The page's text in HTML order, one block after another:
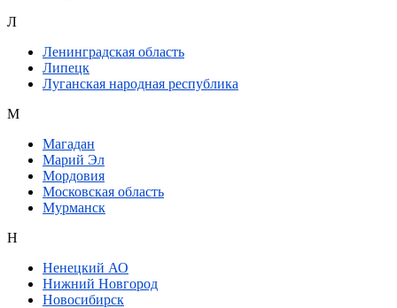
Л
Ленинградская область
Липецк
Луганская народная республика
М
Магадан
Марий Эл
Мордовия
Московская область
Мурманск
Н
Ненецкий АО
Нижний Новгород
Новосибирск